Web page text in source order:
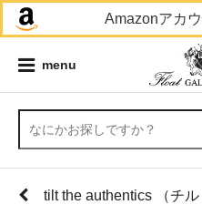
Amazonアカ
menu
tilt the authentics （チ